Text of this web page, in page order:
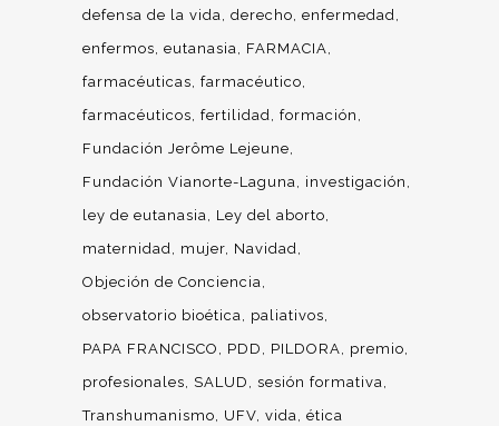
defensa de la vida derecho enfermedad
enfermos eutanasia
FARMACIA
farmacéuticas farmacéutico
farmacéuticos fertilidad formación
Fundación Jerôme Lejeune
Fundación Vianorte-Laguna
investigación
ley de eutanasia
Ley del aborto
maternidad
mujer Navidad
Objeción de Conciencia
observatorio bioética
paliativos
PAPA FRANCISCO
PDD PILDORA
premio
profesionales
SALUD
sesión formativa
Transhumanismo
UFV vida ética